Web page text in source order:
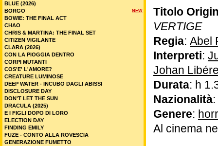
Titolo
VERTIGE
Regia: Abel
Interpreti:
Johan
Durata: h
Nazionalità
Genere:
Al cinema
BLUE (2026)
NEW
BORGO
BOWIE: THE FINAL ACT
CHAO
CHRIS & MARTINA: THE FINAL SET
CITIZEN VIGILANTE
CLARA (2026)
CON LA PIOGGIA DENTRO
CORPI MUTANTI
COS'E' L'AMORE?
CREATURE LUMINOSE
DEEP WATER - INCUBO DAGLI ABISSI
DISCLOSURE DAY
DON'T LET THE SUN
DRACULA (2025)
E I FIGLI DOPO DI LORO
ELECTION DAY
FINDING EMILY
FUZE - CONTO ALLA ROVESCIA
GENERAZIONE FUMETTO